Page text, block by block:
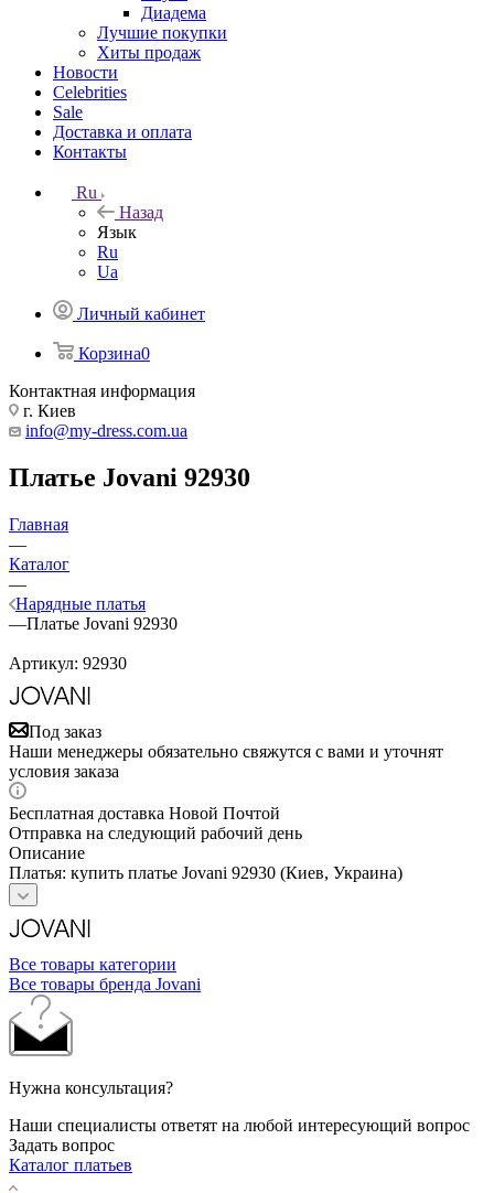
Диадема
Лучшие покупки
Хиты продаж
Новости
Celebrities
Sale
Доставка и оплата
Контакты
Ru
Назад
Язык
Ru
Ua
Личный кабинет
Корзина0
Контактная информация
г. Киев
info@my-dress.com.ua
Платье Jovani 92930
Главная
—
Каталог
—
Нарядные платья
—Платье Jovani 92930
Артикул: 92930
Под заказ
Наши менеджеры обязательно свяжутся с вами и уточнят
условия заказа
Бесплатная доставка Новой Почтой
Отправка на следующий рабочий день
Описание
Платья: купить платье Jovani 92930 (Киев, Украина)
Все товары категории
Все товары бренда Jovani
Нужна консультация?
Наши специалисты ответят на любой интересующий вопрос
Задать вопрос
Каталог платьев